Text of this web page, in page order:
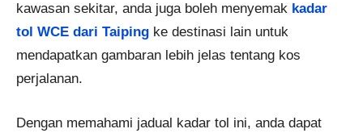
kawasan sekitar, anda juga boleh menyemak kadar
tol WCE dari Taiping ke destinasi lain untuk
mendapatkan gambaran lebih jelas tentang kos
perjalanan.
Dengan memahami jadual kadar tol ini, anda dapat